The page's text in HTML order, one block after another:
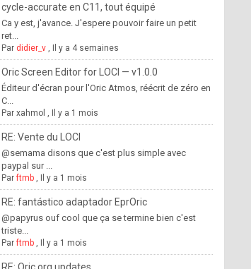
cycle-accurate en C11, tout équipé
Ca y est, j'avance. J'espere pouvoir faire un petit
ret...
Par didier_v, Il y a 4 semaines
Oric Screen Editor for LOCI — v1.0.0
Éditeur d'écran pour l'Oric Atmos, réécrit de zéro en
C...
Par xahmol , Il y a 1 mois
RE: Vente du LOCI
@semama disons que c'est plus simple avec
paypal sur ...
Parftmb, Il y a 1 mois
RE: fantástico adaptador EprOric
@papyrus ouf cool que ça se termine bien c'est
triste...
Parftmb, Il y a 1 mois